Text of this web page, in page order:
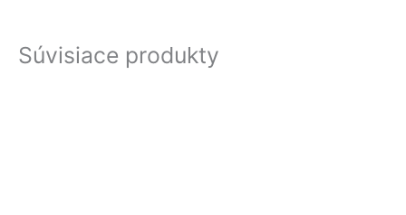
Súvisiace produkty